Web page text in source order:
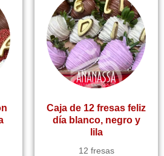
Caja de 12 fresas feliz
día blanco, negro y
lila
12 fresas